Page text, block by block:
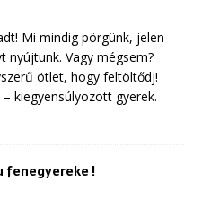
Mi mindig pörgünk, jelen
nyújtunk. Vagy mégsem?
ötlet, hogy feltöltődj!
kiegyensúlyozott gyerek.
fenegyereke !